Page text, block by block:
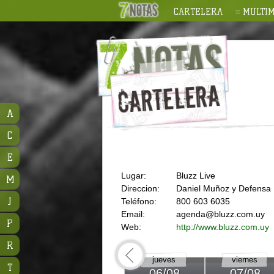
CARTELERA
Lugar:
Bluzz Live
Direccion:
Daniel Muñoz y Defensa
Teléfono:
800 603 6035
Email:
agenda@bluzz.com.uy
Web:
http://www.bluzz.com.uy
jueves viernes
A
C
E
M
J
P
R
T